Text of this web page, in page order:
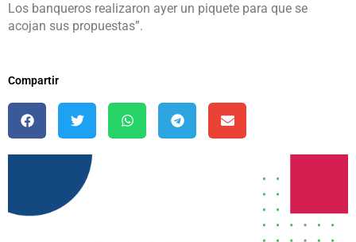
Los banqueros realizaron ayer un piquete para que se
acojan sus propuestas”.
Compartir